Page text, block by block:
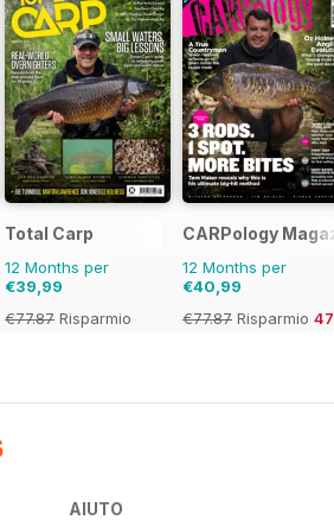
Total Carp
12 Months per
€39,99
€77.87 Risparmio
CARPology
12 Months per
€40,99
€77.87 Risparmio
AIUTO